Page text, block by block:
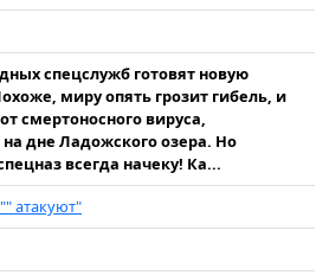
спецслужб готовят новую
миру опять грозит гибель, и
смертоносного вируса,
на дне Ладожского озера. Но
всегда начеку! Ка...
атакуют"